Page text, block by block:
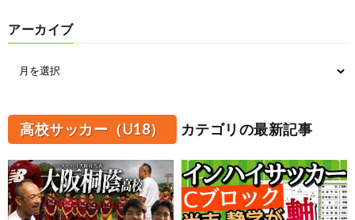
アーカイブ
高校サッカー（U18） カテゴリの最新記事